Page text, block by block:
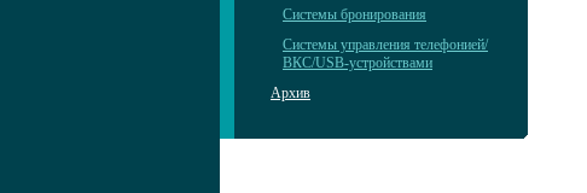
Системы бронирования
Системы управления телефонией/
ВКС/USB-устройствами
Архив